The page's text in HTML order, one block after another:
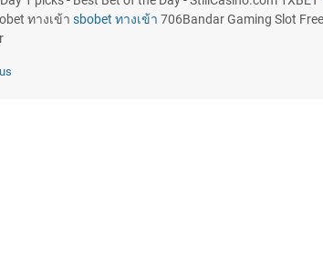
ทางเข้า sbobet ทางเข้า 706Bandar Gaming Slot